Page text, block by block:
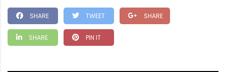
SHARE TWEET SHARE
SHARE PIN IT